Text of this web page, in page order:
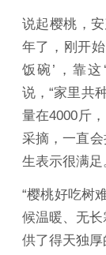
说起樱桃，
年了，刚开
饭碗’，靠
说，“家里共
量在4000斤
采摘，一直
生表示很满足
“樱桃好吃树
候温暖、无
供了得天独